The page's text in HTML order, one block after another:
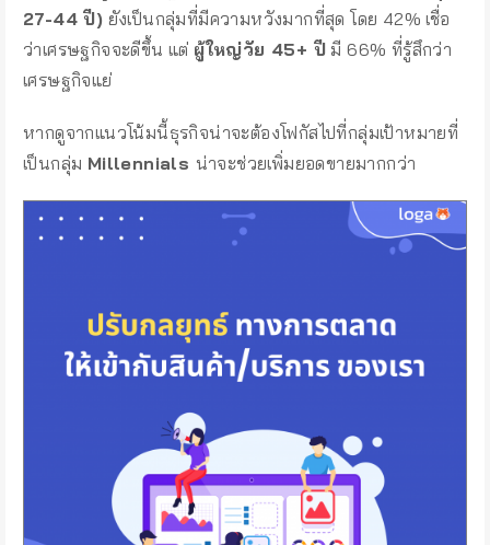
27-44 ปี) ยังเป็นกลุ่มที่มีความหวังมากที่สุด โดย 42% เชื่อ
ว่าเศรษฐกิจจะดีขึ้น แต่ ผู้ใหญ่วัย 45+ ปี มี 66% ที่รู้สึกว่า
เศรษฐกิจแย่
หากดูจากแนวโน้มนี้ธุรกิจน่าจะต้องโฟกัสไปที่กลุ่มเป้าหมายที่
เป็นกลุ่ม Millennials น่าจะช่วยเพิ่มยอดขายมากกว่า